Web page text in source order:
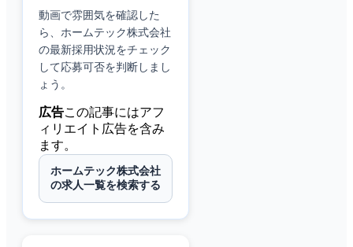
動画で雰囲気を確認した
ら、 ホームテック株式会社
の最新採用状況をチェック
して応募可否を判断しまし
ょう。
広告この記事にはアフ
ィリエイト広告を含み
ます。
ホームテック株式会社
の求人一覧を検索する